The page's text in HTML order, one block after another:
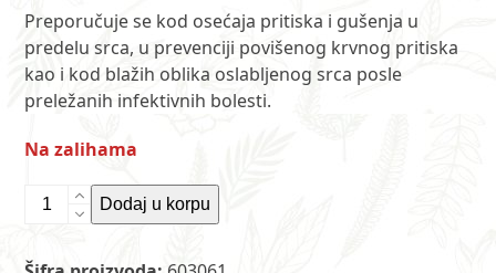
9
ocena
kupaca
Preporučuje se kod osećaja pritiska i gušenja u
predelu srca, u prevenciji povišenog krvnog pritiska
kao i kod blažih oblika oslabljenog srca posle
preležanih infektivnih bolesti.
Na zalihama
Čaj
Dodaj u korpu